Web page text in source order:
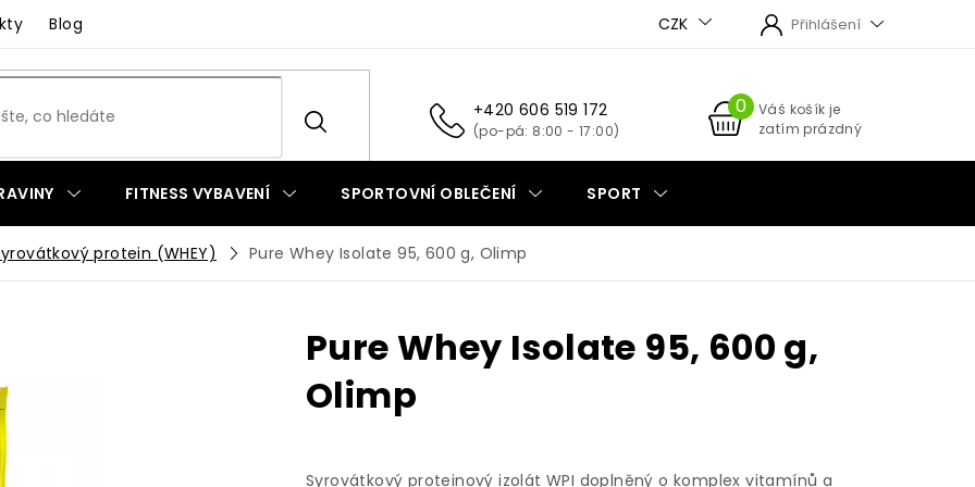
Blog CZK Přihlášení
+420 606 519 172
NÁKUPNÍ
KOŠÍK
Váš košík je
zatím prázdný
FITNESS VYBAVENÍ SPORTOVNÍ OBLEČENÍ SPORT
protein (WHEY) Pure Whey Isolate 95, 600 g, Olimp
Pure Whey Isolate 95, 600 g,
Olimp
Syrovátkový proteinový izolát WPI doplněný o komplex vitamínů a